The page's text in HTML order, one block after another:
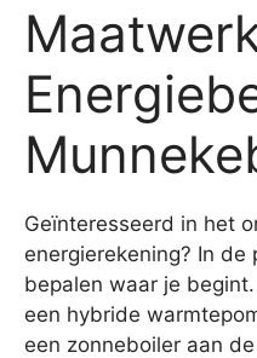
Geïnteresseerd in het
energierekening? In
bepalen waar je
een hybride
een zonneboiler aan